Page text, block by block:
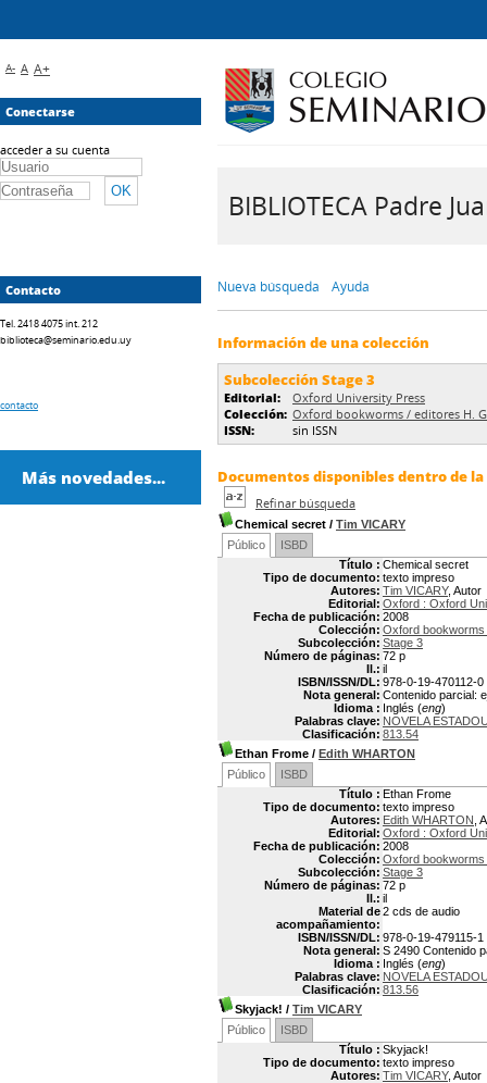
BIBLIOTECA Padre
Nueva búsqueda Ayuda
Información de una colección
Subcolección Stage 3
Editorial:
Oxford University Press
Colección: Oxford bookworms / editores H.
ISSN:
sin ISSN
Documentos disponibles dentro de
Refinar búsqueda
Chemical secret / Tim VICARY
Público
ISBD
Título : Chemical secret
Tipo de documento: texto impreso
Autores: Tim VICARY, Autor
Editorial: Oxford : Oxford
Fecha de publicación: 2008
Colección: Oxford
Subcolección: Stage 3
Número de páginas: 72 p
Il.: il
ISBN/ISSN/DL: 978-0-19-470112-0
Nota general: Contenido parcial:
Idioma : Inglés (eng)
Palabras clave: NOVELA
Clasificación: 813.54
Ethan Frome / Edith WHARTON
Público
ISBD
Título : Ethan Frome
Tipo de documento: texto impreso
Autores: Edith WHARTON ,
Editorial: Oxford : Oxford
Fecha de publicación: 2008
Colección: Oxford
Subcolección: Stage 3
Número de páginas: 72 p
Il.: il
Material de
acompañamiento:
2 cds de audio
ISBN/ISSN/DL: 978-0-19-479115-1
Nota general: S 2490 Contenido
Idioma : Inglés (eng)
Palabras clave: NOVELA
Clasificación: 813.56
Skyjack! / Tim VICARY
Público
ISBD
Título : Skyjack!
Tipo de documento: texto impreso
Autores: Tim VICARY, Autor
A- A A+
Conectarse
acceder a su cuenta
Contacto
Tel. 2418 4075 int. 212
biblioteca@seminario.edu.uy
contacto
Más novedades...